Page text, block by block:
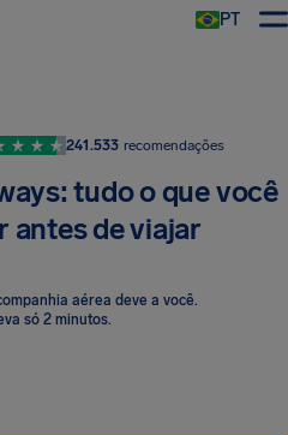
PT
241.533 recomendações
tudo o que você
antes de viajar
aérea deve a você.
só 2 minutos.